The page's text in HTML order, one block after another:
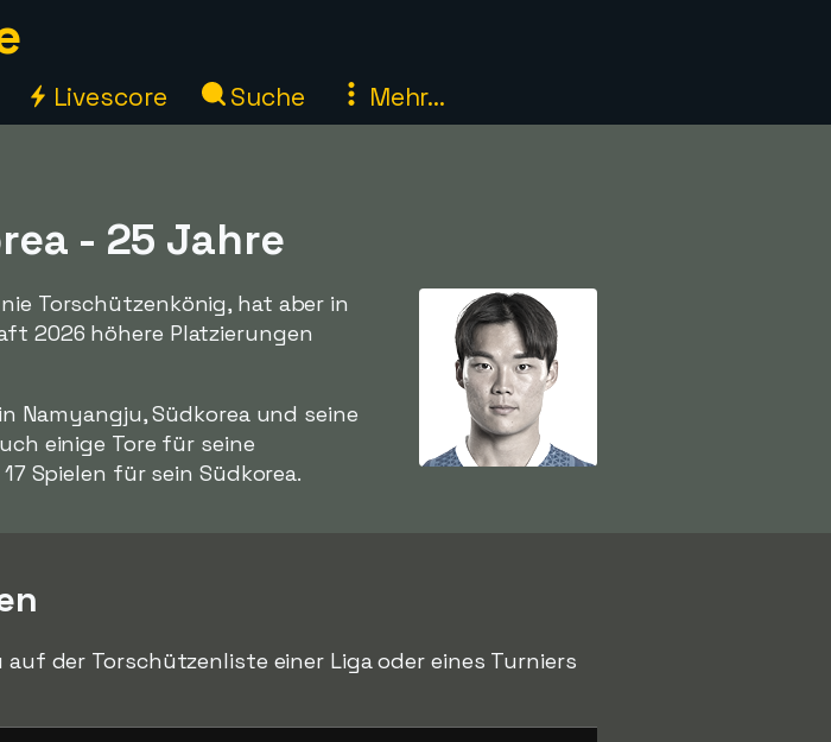
Livescore Suche Mehr...
- 25 Jahre
Torschützenkönig, hat aber in
2026 höhere Platzierungen
Namyangju, Südkorea und seine
einige Tore für seine
Spielen für sein Südkorea.
der Torschützenliste einer Liga oder eines Turniers